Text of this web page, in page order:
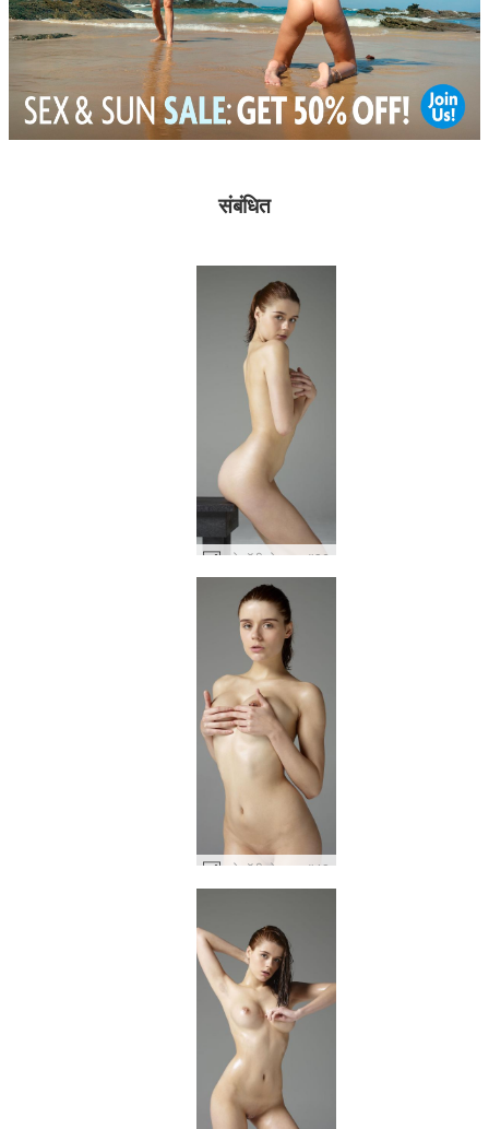
संबंधित
क्लो बॉडी बोनान्ज़ा #36
क्लो बॉडी बोनान्ज़ा #48